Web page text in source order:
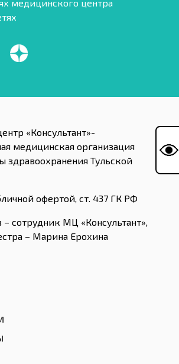
медицинского центра
«Консультант»-
медицинская организация
здравоохранения Тульской
офертой, ст. 437 ГК РФ
сотрудник МЦ «Консультант»,
– Марина Ерохина